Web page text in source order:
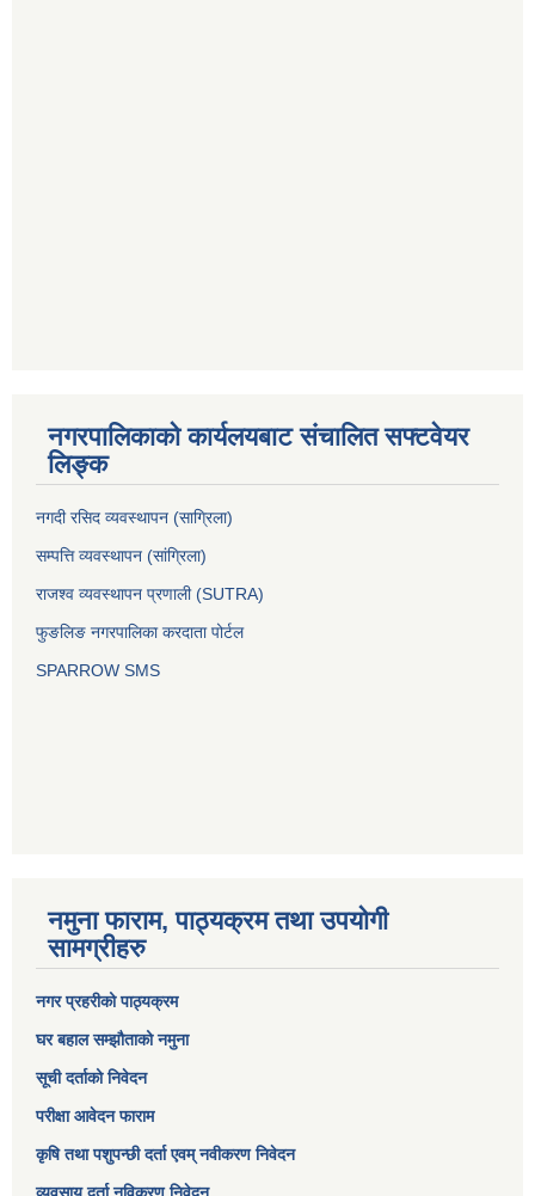
नगरपालिकाको कार्यलयबाट संचालित सफ्टवेयर
लिङ्क
नगदी रसिद व्यवस्थापन (साग्रिला)
सम्पत्ति व्यवस्थापन (सांग्रिला)
राजश्व व्यवस्थापन प्रणाली (SUTRA)
फुङलिङ नगरपालिका करदाता पोर्टल
SPARROW SMS
नमुना फाराम, पाठ्यक्रम तथा उपयोगी
सामग्रीहरु
नगर प्रहरीको पाठ्यक्रम
घर बहाल सम्झौताको नमुना
सूची दर्ताको निवेदन
परीक्षा आवेदन फाराम
कृषि तथा पशुपन्छी दर्ता एवम् नवीकरण निवेदन